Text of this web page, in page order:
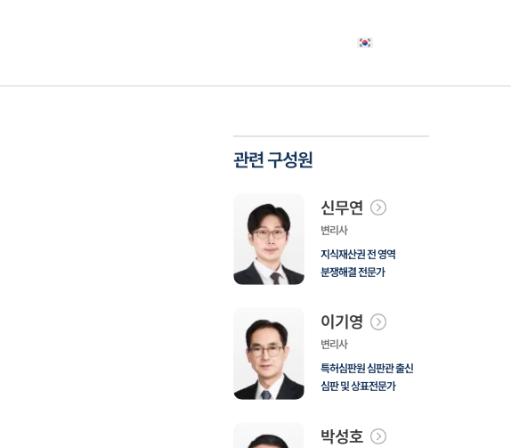
관련 구성원
신무연
변리사
지식재산권 전 영역
분쟁해결 전문가
이기영
변리사
특허심판원 심판관 출신
심판 및 상표전문가
박성호